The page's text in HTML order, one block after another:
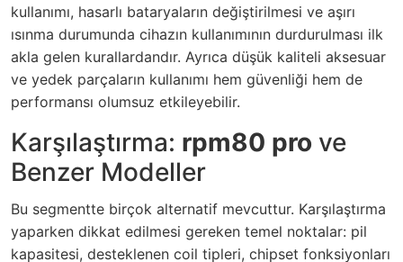
kullanımı, hasarlı bataryaların değiştirilmesi ve aşırı
ısınma durumunda cihazın kullanımının durdurulması ilk
akla gelen kurallardandır. Ayrıca düşük kaliteli aksesuar
ve yedek parçaların kullanımı hem güvenliği hem de
performansı olumsuz etkileyebilir.
Karşılaştırma: rpm80 pro ve
Benzer Modeller
Bu segmentte birçok alternatif mevcuttur. Karşılaştırma
yaparken dikkat edilmesi gereken temel noktalar: pil
kapasitesi, desteklenen coil tipleri, chipset fonksiyonları